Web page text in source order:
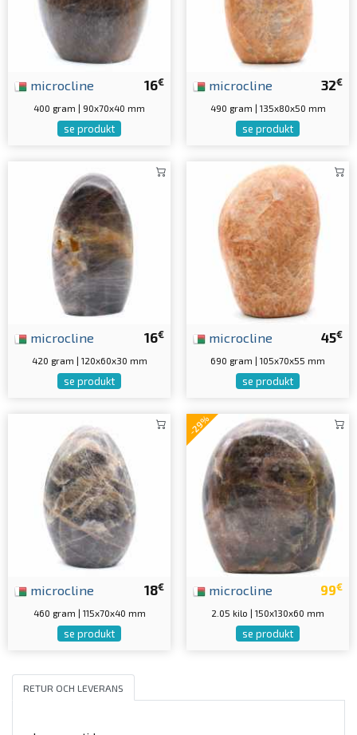
16€
microcline
400 gram | 90x70x40 mm
se produkt
32€
microcline
490 gram | 135x80x50 mm
se produkt
16€
microcline
420 gram | 120x60x30 mm
se produkt
45€
microcline
690 gram | 105x70x55 mm
se produkt
18€
microcline
460 gram | 115x70x40 mm
se produkt
-29%
99€
microcline
2.05 kilo | 150x130x60 mm
se produkt
RETUR OCH LEVERANS